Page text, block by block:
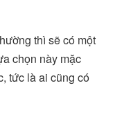
thì sẽ có một
chọn này mặc
tức là ai cũng có